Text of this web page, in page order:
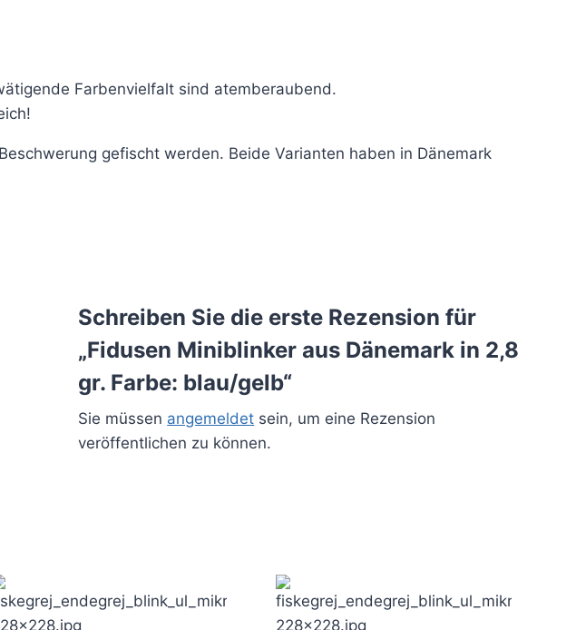
Farbenvielfalt sind atemberaubend.
gefischt werden. Beide Varianten haben in Dänemark
Schreiben Sie die erste Rezension für
„Fidusen Miniblinker aus Dänemark in 2,8
gr. Farbe: blau/gelb“
Sie müssen angemeldet sein, um eine Rezension
veröffentlichen zu können.